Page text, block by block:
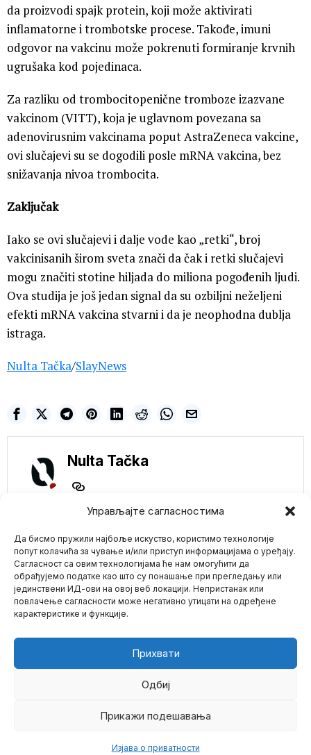
Управљајте сагласностима
Да бисмо пружили најбоље искуство, користимо технологије
попут колачића за чување и/или приступ информацијама о уређају.
Сагласност са овим технологијама ће нам омогућити да
обрађујемо податке као што су понашање при прегледању или
јединствени ИД-ови на овој веб локацији. Непристанак или
повлачење сагласности може негативно утицати на одређене
карактеристике и функције.
Прихвати
Одбиј
Прикажи подешавања
Изјава о приватности
da proizvodi spajk protein, koji može aktivirati
inflamatorne i trombotske procese. Takođe, imuni
odgovor na vakcinu može pokrenuti formiranje krvnih
ugrušaka kod pojedinaca.
Za razliku od trombocitopenične tromboze izazvane
vakcinom (VITT), koja je uglavnom povezana sa
adenovirusnim vakcinama poput AstraZeneca vakcine,
ovi slučajevi su se dogodili posle mRNA vakcina, bez
snižavanja nivoa trombocita.
Zaključak
Iako se ovi slučajevi i dalje vode kao „retki“, broj
vakcinisanih širom sveta znači da čak i retki slučajevi
mogu značiti stotine hiljada do miliona pogođenih ljudi.
Ova studija je još jedan signal da su ozbiljni neželjeni
efekti mRNA vakcina stvarni i da je neophodna dublja
istraga.
Nulta Tačka/SlayNews
Nulta Tačka
Mario zna Youtube
2026- Sva prava zadržana.
Predsednik UEFA
Čeferin: Treba ukinuti
sankcije ruskim
klubovima
Predsednik Evropske
fudbalske unije UEFA
Aleksandar Čeferin
Francuska zabranila
ulazak Ben Gviru
zbog skandala sa
aktivistima za Gazu
bezbednosti Itamaru Ben